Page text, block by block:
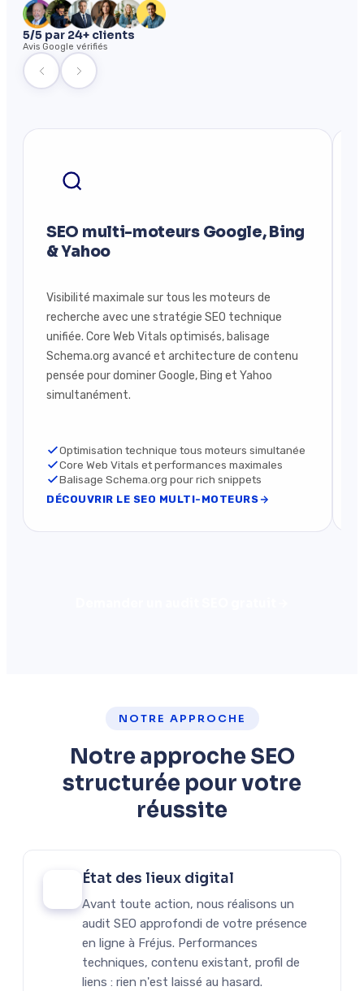
5/5 par 24+ clients
Avis Google vérifiés
SEO multi-moteurs Google, Bing
& Yahoo
Visibilité maximale sur tous les moteurs de
recherche avec une stratégie SEO technique
unifiée. Core Web Vitals optimisés, balisage
Schema.org avancé et architecture de contenu
pensée pour dominer Google, Bing et Yahoo
simultanément.
Optimisation technique tous moteurs simultanée
Core Web Vitals et performances maximales
Balisage Schema.org pour rich snippets
DÉCOUVRIR LE SEO MULTI-MOTEURS
NOTRE APPROCHE
Notre approche SEO
structurée pour votre
réussite
État des lieux digital
Avant toute action, nous réalisons un
audit SEO approfondi de votre présence
en ligne à Fréjus. Performances
techniques, contenu existant, profil de
liens : rien n'est laissé au hasard.